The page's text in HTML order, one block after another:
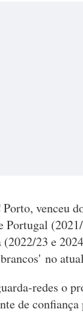
venceu
Portugal
23 e
no
redes o
de